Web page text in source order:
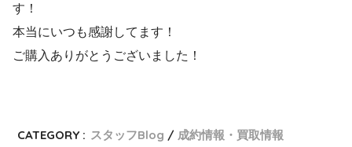
す！
本当にいつも感謝してます！
ご購入ありがとうございました！
CATEGORY : スタッフBlog 成約情報・買取情報